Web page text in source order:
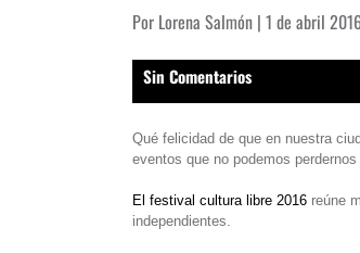
Por Lorena Salmón | 1 de abril
Sin Comentarios
Qué felicidad de que en nuestra
eventos que no podemos perdernos
El festival cultura libre 2016 reúne
independientes.